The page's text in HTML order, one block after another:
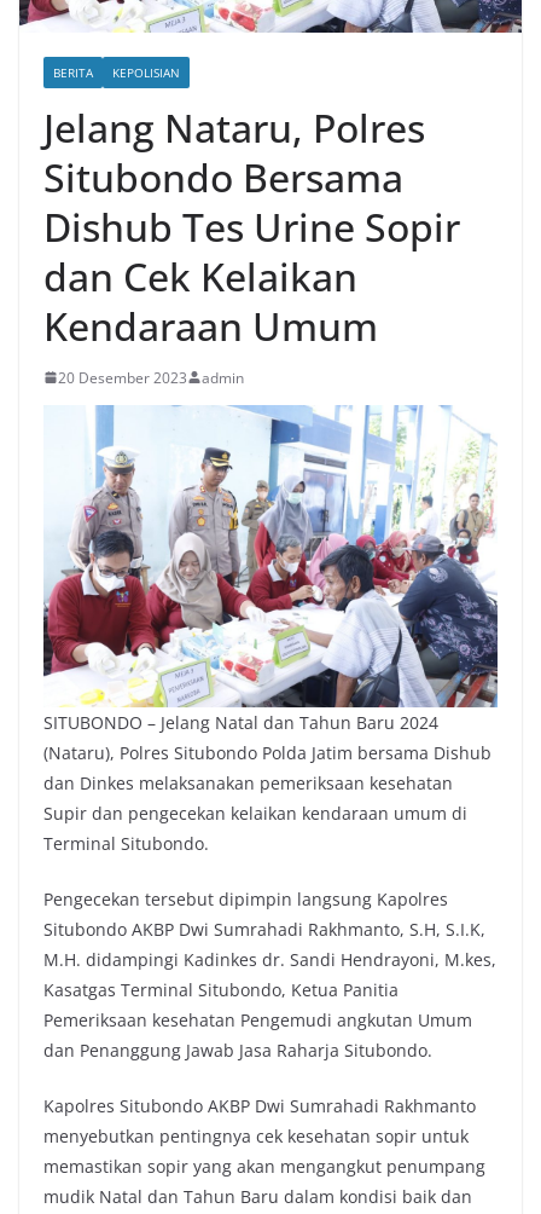
BERITA KEPOLISIAN
Jelang Nataru, Polres
Situbondo Bersama
Dishub Tes Urine Sopir
dan Cek Kelaikan
Kendaraan Umum
20 Desember 2023 admin
SITUBONDO – Jelang Natal dan Tahun Baru 2024
(Nataru), Polres Situbondo Polda Jatim bersama Dishub
dan Dinkes melaksanakan pemeriksaan kesehatan
Supir dan pengecekan kelaikan kendaraan umum di
Terminal Situbondo.
Pengecekan tersebut dipimpin langsung Kapolres
Situbondo AKBP Dwi Sumrahadi Rakhmanto, S.H, S.I.K,
M.H. didampingi Kadinkes dr. Sandi Hendrayoni, M.kes,
Kasatgas Terminal Situbondo, Ketua Panitia
Pemeriksaan kesehatan Pengemudi angkutan Umum
dan Penanggung Jawab Jasa Raharja Situbondo.
Kapolres Situbondo AKBP Dwi Sumrahadi Rakhmanto
menyebutkan pentingnya cek kesehatan sopir untuk
memastikan sopir yang akan mengangkut penumpang
mudik Natal dan Tahun Baru dalam kondisi baik dan